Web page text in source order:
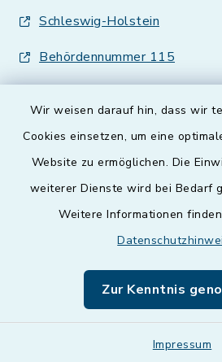
Wir weisen darauf hin, dass wir
Cookies einsetzen, um eine
Website zu ermöglichen. Die
weiterer Dienste wird bei Bedarf
Weitere Informationen
Zur Kenntnis
Impressum
Schleswig-Holstein
Behördennummer 115
Impressum
Sitemap